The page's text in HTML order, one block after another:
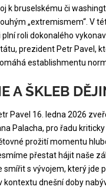
k bruselskému či
„extremismem“. V
roli dokonalého
prezident Petr Pavel,
establishmentu
A ŠKLEB
Pavel 16. ledna 2026
Palacha, pro řadu
prožití momentu
přestat hájit naše
smířit s vývojem, který jde
kontextu dnešní doby